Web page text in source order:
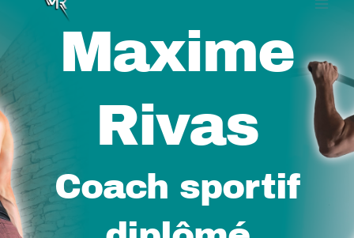
Accueil
Maxime
Rivas
Coach sportif